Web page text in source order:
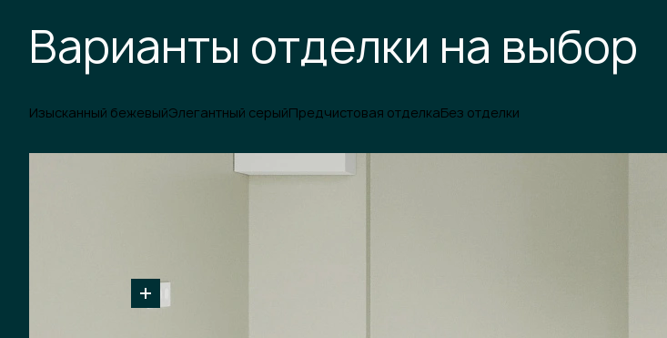
Варианты отделки на выбор
Изысканный бежевыйЭлегантный серыйПредчистовая отделкаБез отделки